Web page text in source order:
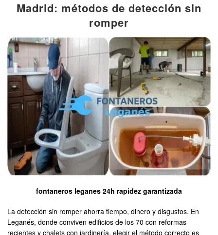
Madrid: métodos de detección sin
romper
fontaneros leganes 24h rapidez garantizada
La detección sin romper ahorra tiempo, dinero y disgustos. En
Leganés, donde conviven edificios de los 70 con reformas
recientes y chalets con jardinería, elegir el método correcto es